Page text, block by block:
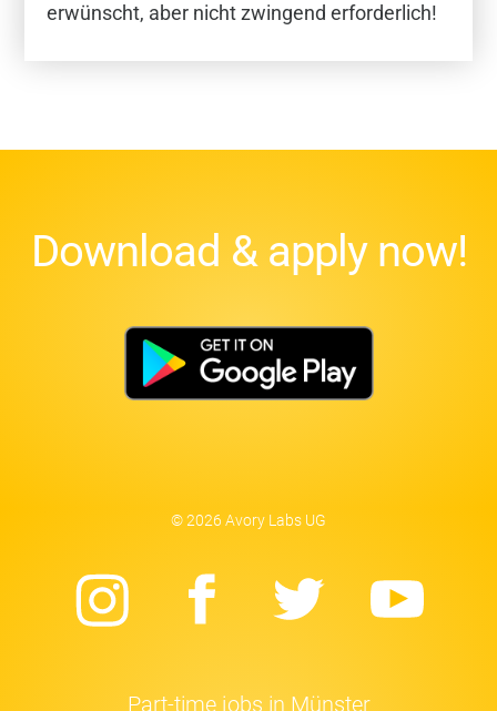
erwünscht, aber nicht zwingend erforderlich!
Download & apply now!
© 2026 Avory Labs UG
Instagram
Facebook
Twitter
Part-time jobs in Münster